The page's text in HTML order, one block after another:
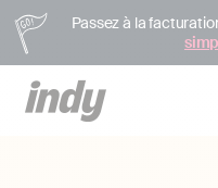
Passez à la